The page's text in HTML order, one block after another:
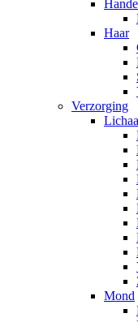
Haar
Verzorging
Mond